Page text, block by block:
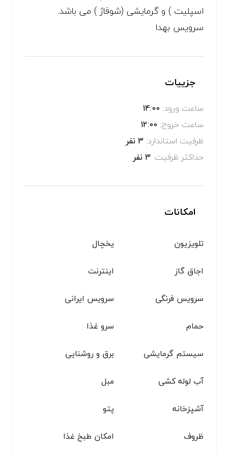
اسپلیت ) و گرمایشی (شوفاژ ) می باشد.
سرویس بهدا
جزییات
ساعت ورود:
ساعت خروج:
ظرفیت استاندارد:
حداکثر ظرفیت:
امکانات
تلویزیون
یخچال
اجاق گاز
اینترنت
سرویس فرنگی
سرویس ایرانی
حمام
سرو غذا
سیستم گرمایشی
برق و روشنایی
آب لوله کشی
مبل
آشپزخانه
پتو
ظروف
امکان طبخ غذا